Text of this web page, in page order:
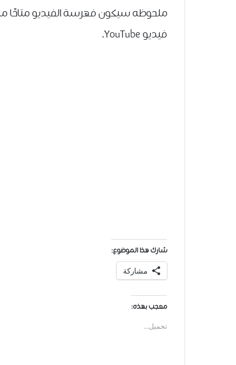
ملحوظه سيكون فهرسة الفيديو متاحًا
فيديو YouTube.
شارك هذا الموضوع:
مشاركة
معجب بهذه:
تحميل...